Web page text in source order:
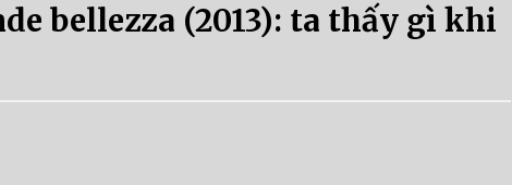
bellezza (2013): ta thấy gì khi